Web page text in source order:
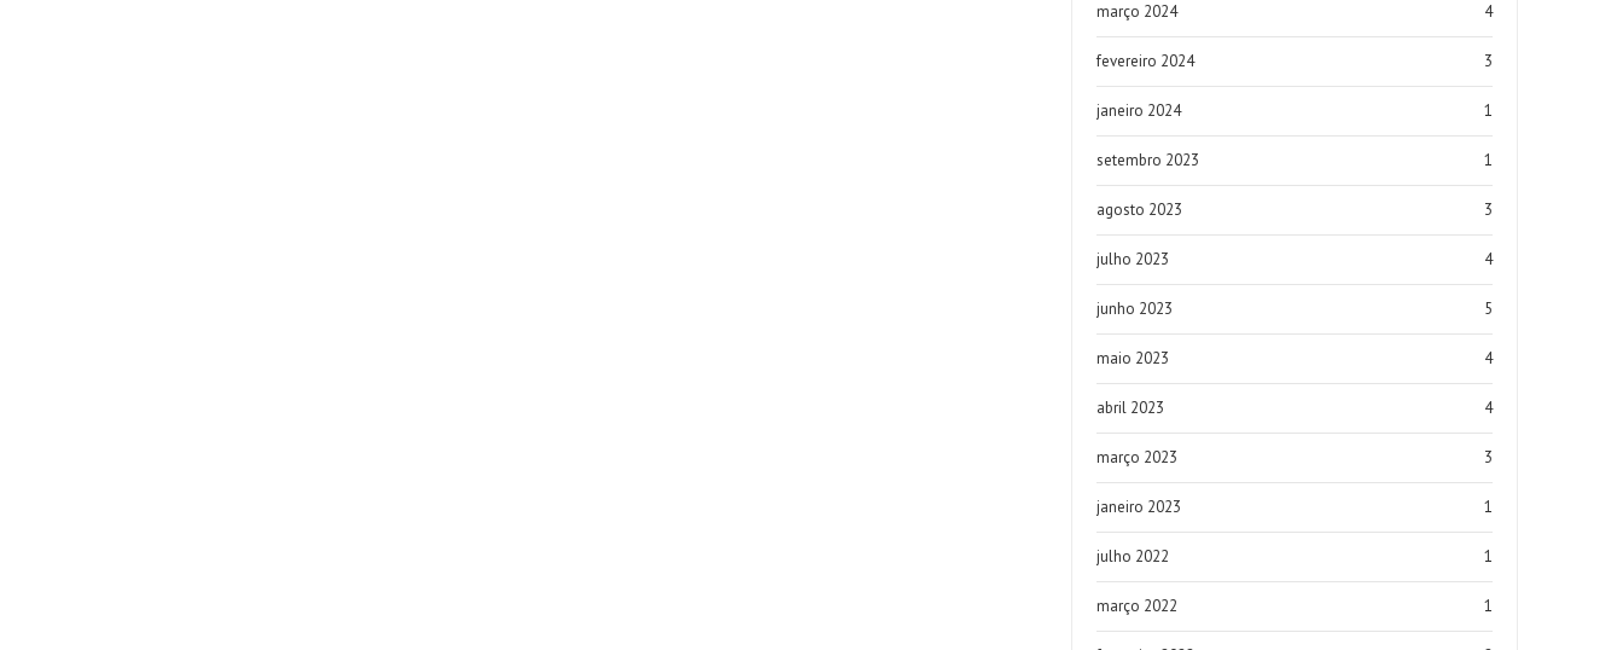
março 2024 4
fevereiro 2024 3
janeiro 2024 1
setembro 2023 1
agosto 2023 3
julho 2023 4
junho 2023 5
maio 2023 4
abril 2023 4
março 2023 3
janeiro 2023 1
julho 2022 1
março 2022 1